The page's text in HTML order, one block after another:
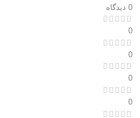
0 دیدگاه
0
0
0
0